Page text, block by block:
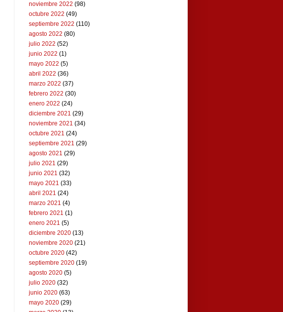
noviembre 2022 (98)
octubre 2022 (49)
septiembre 2022 (110)
agosto 2022 (80)
julio 2022 (52)
junio 2022 (1)
mayo 2022 (5)
abril 2022 (36)
marzo 2022 (37)
febrero 2022 (30)
enero 2022 (24)
diciembre 2021 (29)
noviembre 2021 (34)
octubre 2021 (24)
septiembre 2021 (29)
agosto 2021 (29)
julio 2021 (29)
junio 2021 (32)
mayo 2021 (33)
abril 2021 (24)
marzo 2021 (4)
febrero 2021 (1)
enero 2021 (5)
diciembre 2020 (13)
noviembre 2020 (21)
octubre 2020 (42)
septiembre 2020 (19)
agosto 2020 (5)
julio 2020 (32)
junio 2020 (63)
mayo 2020 (29)